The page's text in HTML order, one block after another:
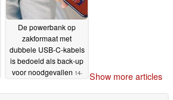
De powerbank op
zakformaat met
dubbele USB-C-kabels
is bedoeld als back-up
voor noodgevallen 14-
Show more articles